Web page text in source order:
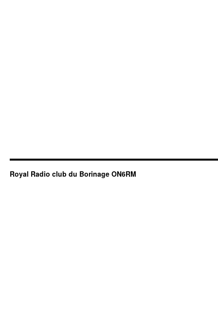
Royal Radio club du Borinage ON6RM